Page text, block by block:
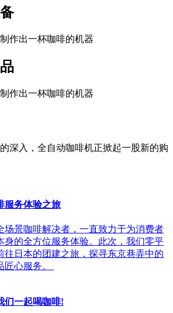
作出一杯咖啡的机器
作出一杯咖啡的机器
深入，全自动咖啡机正掀起一股新的购
服务体验之旅
场景咖啡解决者，一直致力于为消费者
身的全方位服务体验。此次，我们零平
往日本的团建之旅，探寻东京巷弄中的
匠心服务。
们一起喝咖啡!